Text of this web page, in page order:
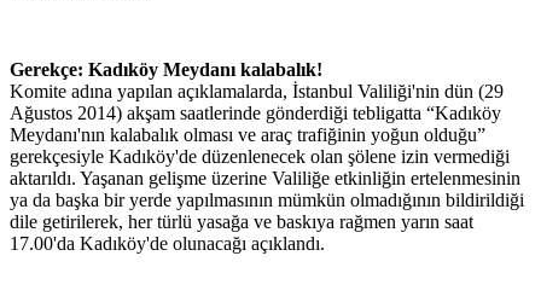
Gerekçe: Kadıköy Meydanı kalabalık!
Komite adına yapılan açıklamalarda, İstanbul Valiliği'nin dün (29
Ağustos 2014) akşam saatlerinde gönderdiği tebligatta “Kadıköy
Meydanı'nın kalabalık olması ve araç trafiğinin yoğun olduğu”
gerekçesiyle Kadıköy'de düzenlenecek olan şölene izin vermediği
aktarıldı. Yaşanan gelişme üzerine Valiliğe etkinliğin ertelenmesinin
ya da başka bir yerde yapılmasının mümkün olmadığının bildirildiği
dile getirilerek, her türlü yasağa ve baskıya rağmen yarın saat
17.00'da Kadıköy'de olunacağı açıklandı.